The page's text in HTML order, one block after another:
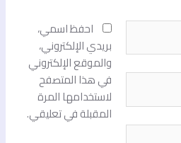
احفظ اسمي،
بريدي الإلكتروني،
والموقع الإلكتروني
في هذا المتصفح
لاستخدامها المرة
المقبلة في تعليقي.